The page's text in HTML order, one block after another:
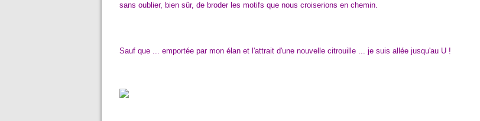
sans oublier, bien sûr, de broder les motifs que nous croiserions en chemin.
Sauf que ... emportée par mon élan et l'attrait d'une nouvelle citrouille ... je suis allée jusqu'au U !